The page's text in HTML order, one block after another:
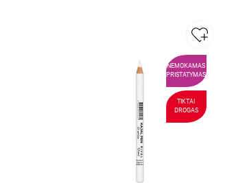
NEMOKAMAS
PRISTATYMAS
TIKTAI
DROGAS